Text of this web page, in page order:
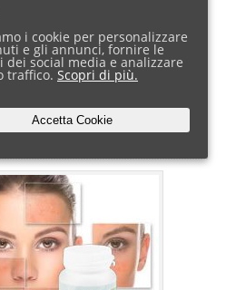
bellezza che si prende
totale. Il siero effetto
straordinario: contrasta
le età.…
Full Article →
i cookie per personalizzare
e gli annunci, fornire le
dei social media e analizzare
traffico. Scopri di più.
Accetta Cookie